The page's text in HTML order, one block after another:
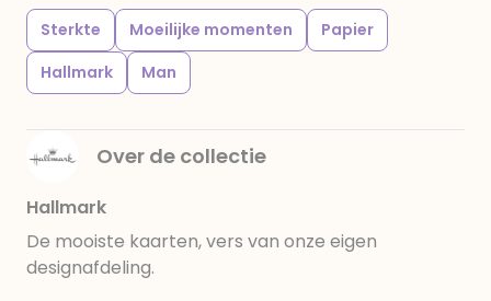
Sterkte Moeilijke momenten
Papier
Hallmark
Man
Over de collectie
Hallmark
De mooiste kaarten, vers van onze eigen
designafdeling.